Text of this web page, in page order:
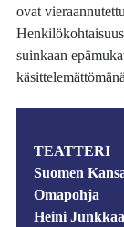
ovat
suinkaan
TEATTERI
Suomen
Omapohja
Heini